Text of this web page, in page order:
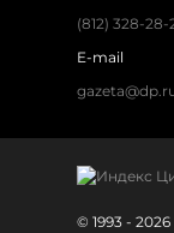
(812) 328-28-
E-mail
© 1993 -